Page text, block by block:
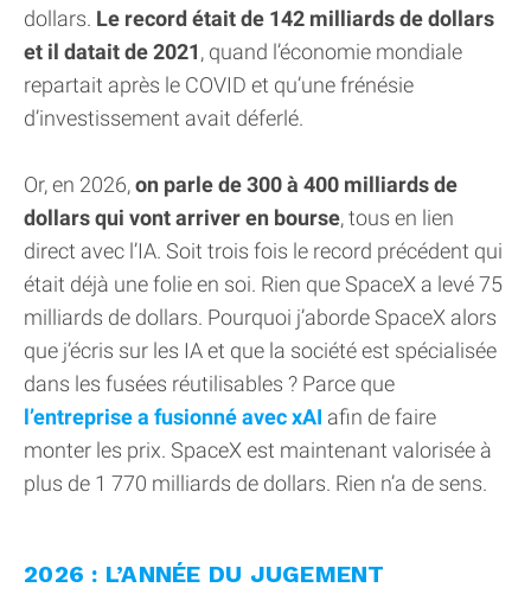
dollars. Le record était de 142 milliards de dollars
et il datait de 2021, quand l’économie mondiale
repartait après le COVID et qu’une frénésie
d’investissement avait déferlé.
Or, en 2026,on parle de 300 à 400 milliards de
dollars qui vont arriver en bourse, tous en lien
direct avec l’IA. Soit trois fois le record précédent qui
était déjà une folie en soi. Rien que SpaceX a levé 75
milliards de dollars. Pourquoi j’aborde SpaceX alors
que j’écris sur les IA et que la société est spécialisée
dans les fusées réutilisables ? Parce que
l’entreprise a fusionné avec xAI afin de faire
monter les prix. SpaceX est maintenant valorisée à
plus de 1 770 milliards de dollars. Rien n’a de sens.
2026 : L’ANNÉE DU JUGEMENT